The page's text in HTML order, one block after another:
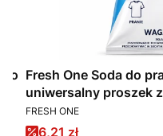
Fresh One Soda do
uniwersalny proszek
PRODUCENT
FRESH ONE
Cena promocyjna
6,21 zł